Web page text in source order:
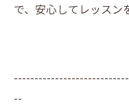
で、安心してレッスン
--